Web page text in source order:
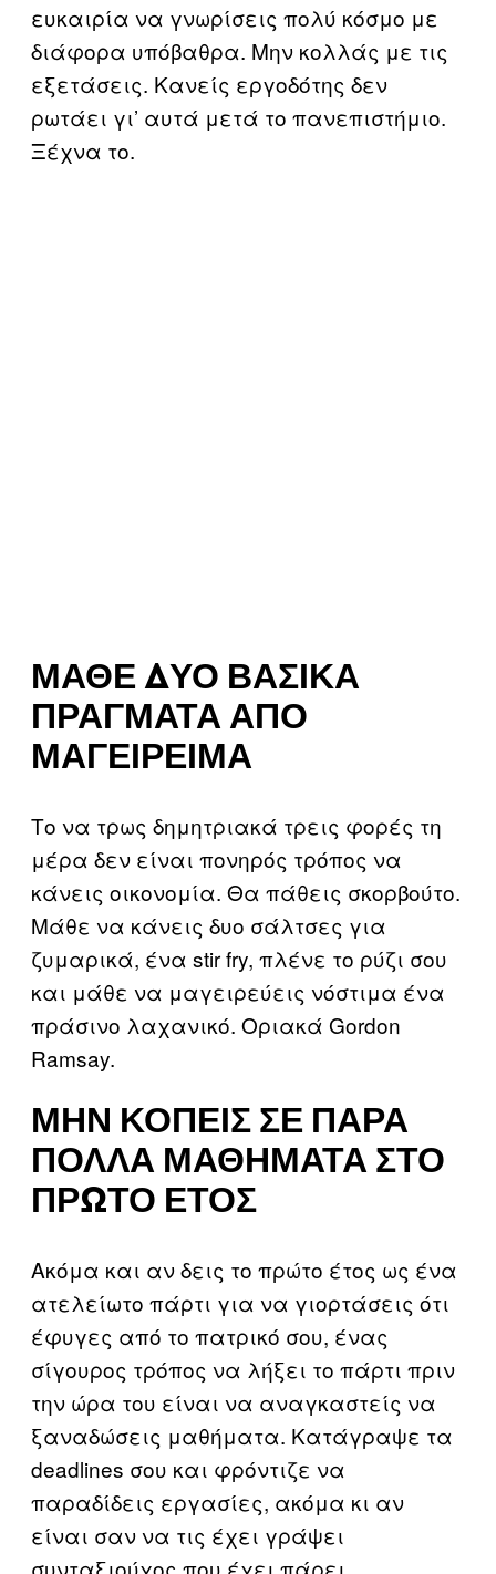
ευκαιρία να γνωρίσεις πολύ κόσμο με
διάφορα υπόβαθρα. Μην κολλάς με τις
εξετάσεις. Κανείς εργοδότης δεν
ρωτάει γι’ αυτά μετά το πανεπιστήμιο.
Ξέχνα το.
ΜΆΘΕ ΔΥΟ ΒΑΣΙΚΆ
ΠΡΆΓΜΑΤΑ ΑΠΌ
ΜΑΓΕΊΡΕΙΜΑ
Το να τρως δημητριακά τρεις φορές τη
μέρα δεν είναι πονηρός τρόπος να
κάνεις οικονομία. Θα πάθεις σκορβούτο.
Μάθε να κάνεις δυο σάλτσες για
ζυμαρικά, ένα stir fry, πλένε το ρύζι σου
και μάθε να μαγειρεύεις νόστιμα ένα
πράσινο λαχανικό. Οριακά Gordon
Ramsay.
ΜΗΝ ΚΟΠΕΊΣ ΣΕ ΠΆΡΑ
ΠΟΛΛΆ ΜΑΘΉΜΑΤΑ ΣΤΟ
ΠΡΏΤΟ ΈΤΟΣ
Ακόμα και αν δεις το πρώτο έτος ως ένα
ατελείωτο πάρτι για να γιορτάσεις ότι
έφυγες από το πατρικό σου, ένας
σίγουρος τρόπος να λήξει το πάρτι πριν
την ώρα του είναι να αναγκαστείς να
ξαναδώσεις μαθήματα. Κατάγραψε τα
deadlines σου και φρόντιζε να
παραδίδεις εργασίες, ακόμα κι αν
είναι σαν να τις έχει γράψει
συνταξιούχος που έχει πάρει